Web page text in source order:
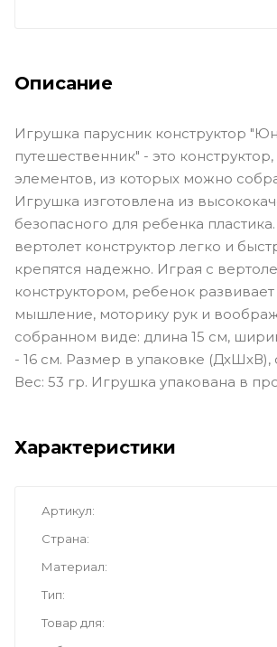
Описание
Игрушка парусник конструктор
путешественник" - это
элементов, из которых можно
Игрушка изготовлена из
безопасного для ребенка
вертолет конструктор легко и
крепятся надежно. Играя с
конструктором, ребенок
мышление, моторику рук и
собранном виде: длина 15 см,
- 16 см. Размер в упаковке (ДхШхВ),
Вес: 53 гр. Игрушка упакована в
Характеристики
Артикул
Страна
Материал
Тип
Товар для